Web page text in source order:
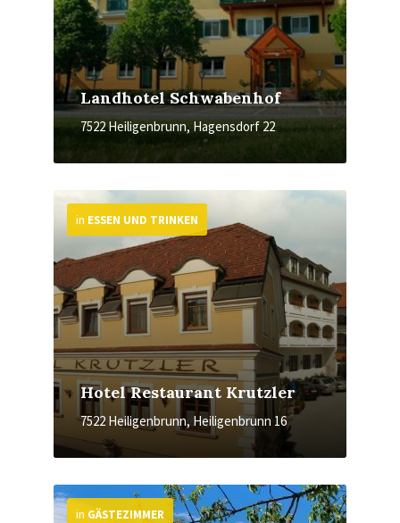
Landhotel Schwabenhof
7522 Heiligenbrunn, Hagensdorf 22
in ESSEN UND TRINKEN
Hotel Restaurant Krutzler
7522 Heiligenbrunn, Heiligenbrunn 16
in GÄSTEZIMMER
More